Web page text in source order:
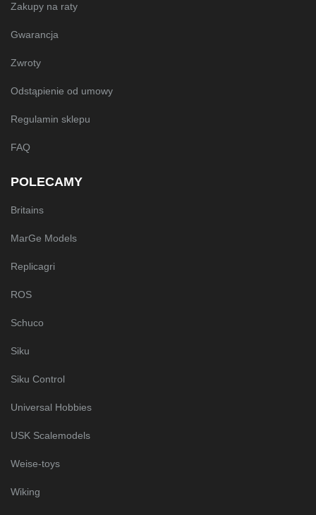
Zakupy na raty
Gwarancja
Zwroty
Odstąpienie od umowy
Regulamin sklepu
FAQ
POLECAMY
Britains
MarGe Models
Replicagri
ROS
Schuco
Siku
Siku Control
Universal Hobbies
USK Scalemodels
Weise-toys
Wiking